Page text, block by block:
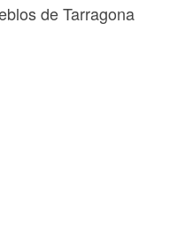
de Tarragona